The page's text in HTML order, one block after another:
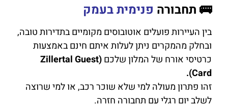
🚌 תחבורה פנימית בעמק
בין העיירות פועלים אוטובוסים מקומיים בתדירות טובה,
ובחלק מהמקרים ניתן לעלות איתם חינם באמצעות
כרטיסי אורח של המלון שלכם (Zillertal Guest
Card).
זהו פתרון מעולה למי שלא שוכר רכב, או למי שרוצה
לשלב יום רגלי עם תחבורה חזרה.